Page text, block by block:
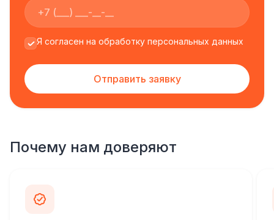
Я согласен на обработку персональных данных
Отправить заявку
Почему нам доверяют